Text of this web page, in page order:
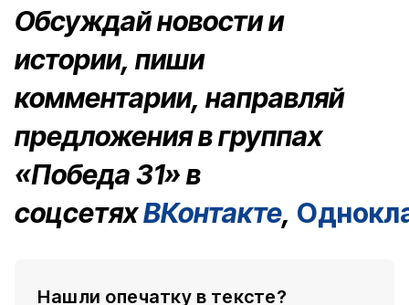
Обсуждай новости и
истории, пиши
комментарии, направляй
предложения в группах
«Победа 31» в
соцсетяхВКонтакте,
Нашли опечатку в тексте?